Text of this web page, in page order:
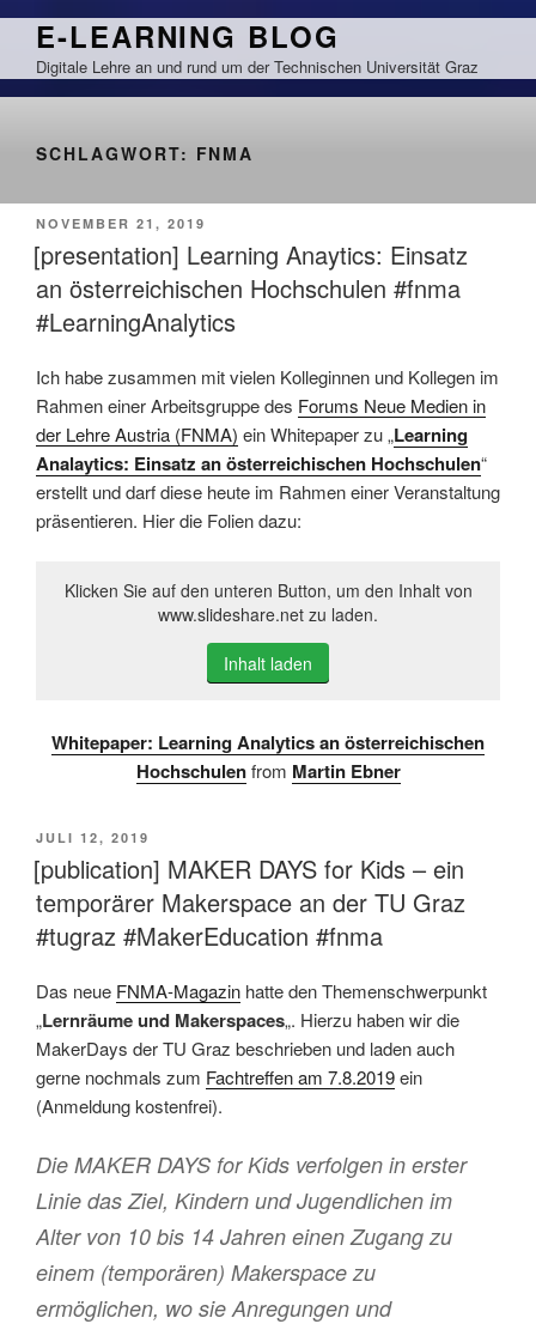
Zum
springen
E-LEARNING BLOG
Digitale Lehre an und rund um der Technischen Universität Graz
SCHLAGWORT: FNMA
VERÖFFENTLICHT
AM
NOVEMBER 21, 2019
[presentation] Learning Anaytics: Einsatz
an österreichischen Hochschulen #fnma
#LearningAnalytics
Ich habe zusammen mit vielen Kolleginnen und Kollegen im
Rahmen einer Arbeitsgruppe des Forums Neue Medien in
der Lehre Austria (FNMA) ein Whitepaper zu „Learning
Analaytics: Einsatz an österreichischen Hochschulen“
erstellt und darf diese heute im Rahmen einer Veranstaltung
präsentieren. Hier die Folien dazu:
Klicken Sie auf den unteren Button, um den Inhalt von
www.slideshare.net zu laden.
Inhalt laden
Whitepaper: Learning Analytics an österreichischen
Hochschulen from Martin Ebner
VERÖFFENTLICHT
AM
JULI 12, 2019
[publication] MAKER DAYS for Kids – ein
temporärer Makerspace an der TU Graz
#tugraz #MakerEducation #fnma
Das neue FNMA-Magazin hatte den Themenschwerpunkt
„Lernräume und Makerspaces„. Hierzu haben wir die
MakerDays der TU Graz beschrieben und laden auch
gerne nochmals zum Fachtreffen am 7.8.2019ein
(Anmeldung kostenfrei).
Die MAKER DAYS for Kids verfolgen in erster
Linie das Ziel, Kindern und Jugendlichen im
Alter von 10 bis 14 Jahren einen Zugang zu
einem (temporären) Makerspace zu
ermöglichen, wo sie Anregungen und